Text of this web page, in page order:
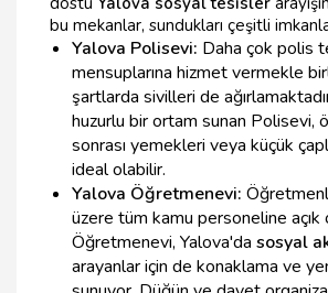
bu mekanlar, sundukları çeşitli
Yalova Polisevi: Daha çok polis
mensuplarına hizmet vermekle
şartlarda sivilleri de
huzurlu bir ortam sunan Polisevi,
sonrası yemekleri veya küçük
ideal olabilir.
Yalova Öğretmenevi:
üzere tüm kamu personeline açık
Öğretmenevi, Yalova'da sosyal
arayanlar için de konaklama ve